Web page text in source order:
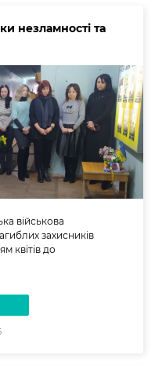
незламності та
військова
захисників
квітів до